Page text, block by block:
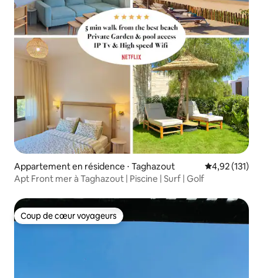
Appartement en résidence ⋅ Taghazout Évaluation
4,92 (131)
Apt Front mer à Taghazout | Piscine | Surf | Golf
Coup de cœur voyageurs
Coup de cœur voyageurs